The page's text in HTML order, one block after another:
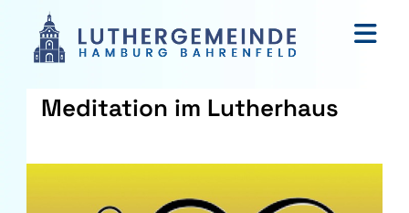
Meditation im Lutherhaus